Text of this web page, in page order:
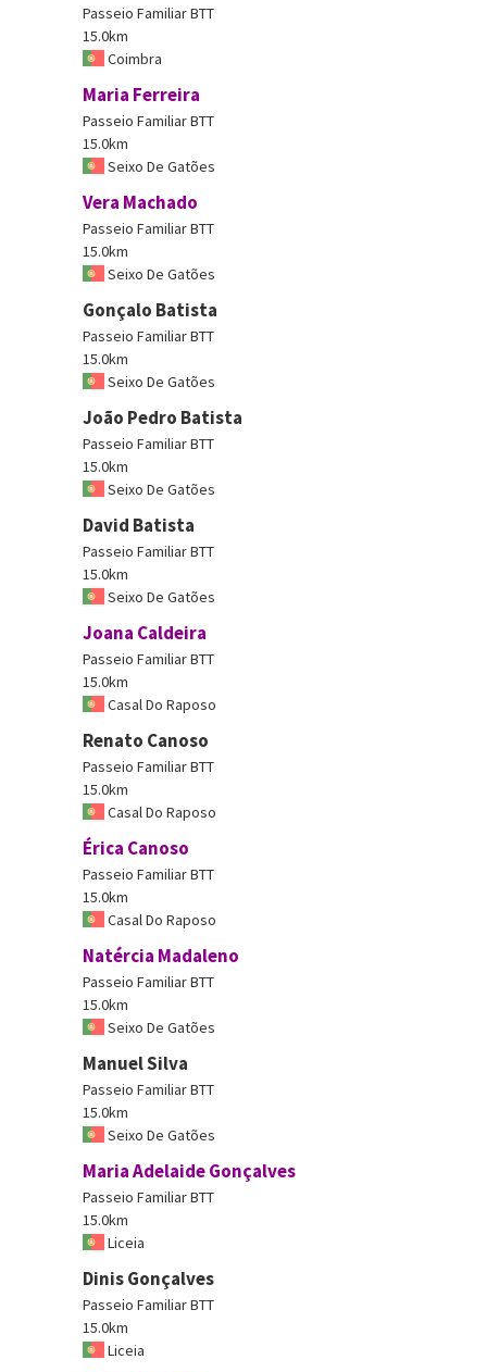
Passeio Familiar BTT
15.0km
Coimbra
Maria Ferreira
Passeio Familiar BTT
15.0km
Seixo De Gatões
Vera Machado
Passeio Familiar BTT
15.0km
Seixo De Gatões
Gonçalo Batista
Passeio Familiar BTT
15.0km
Seixo De Gatões
João Pedro Batista
Passeio Familiar BTT
15.0km
Seixo De Gatões
David Batista
Passeio Familiar BTT
15.0km
Seixo De Gatões
Joana Caldeira
Passeio Familiar BTT
15.0km
Casal Do Raposo
Renato Canoso
Passeio Familiar BTT
15.0km
Casal Do Raposo
Érica Canoso
Passeio Familiar BTT
15.0km
Casal Do Raposo
Natércia Madaleno
Passeio Familiar BTT
15.0km
Seixo De Gatões
Manuel Silva
Passeio Familiar BTT
15.0km
Seixo De Gatões
Maria Adelaide Gonçalves
Passeio Familiar BTT
15.0km
Liceia
Dinis Gonçalves
Passeio Familiar BTT
15.0km
Liceia